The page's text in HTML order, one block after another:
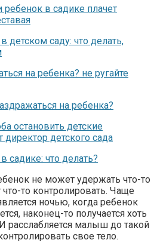
не может удержать что-то
то контролировать. Чаще
ночью, когда ребенок
наконец-то получается хоть
расслабляется малыш до такой
свое тело.